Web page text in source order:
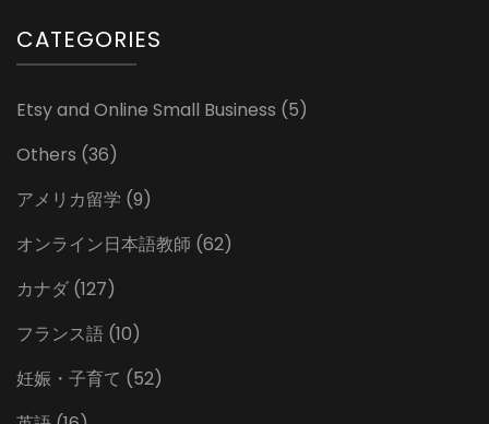
CATEGORIES
Etsy and Online Small Business (5)
Others (36)
アメリカ留学 (9)
オンライン日本語教師 (62)
カナダ (127)
フランス語 (10)
妊娠・子育て (52)